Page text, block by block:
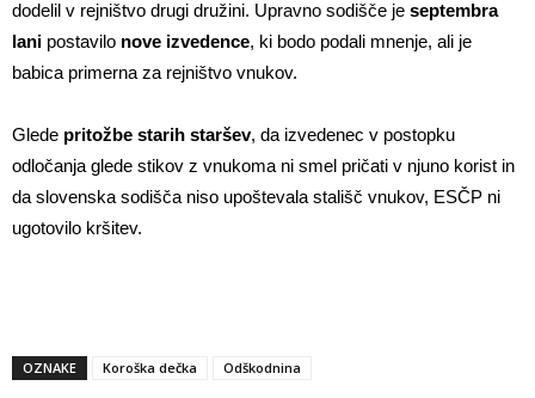
dodelil v rejništvo drugi družini. Upravno sodišče je septembra
lani postavilo nove izvedence, ki bodo podali mnenje, ali je
babica primerna za rejništvo vnukov.
Glede pritožbe starih staršev, da izvedenec v postopku
odločanja glede stikov z vnukoma ni smel pričati v njuno korist in
da slovenska sodišča niso upoštevala stališč vnukov, ESČP ni
ugotovilo kršitev.
OZNAKE Koroška dečka Odškodnina